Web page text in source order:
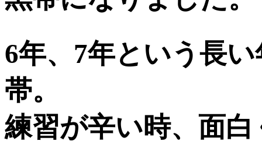
6年、7年という長
帯。
練習が辛い時、面